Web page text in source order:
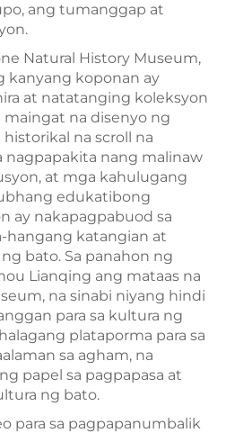
ang tumanggap at
Natural History Museum,
kanyang koponan ay
at natatanging koleksyon
maingat na disenyo ng
na scroll na
nagpapakita nang malinaw
at mga kahulugang
edukatibong
ay nakapagpabuod sa
hangang katangian at
bato. Sa panahon ng
Lianqing ang mataas na
na sinabi niyang hindi
para sa kultura ng
plataporma para sa
sa agham, na
papel sa pagpapasa at
ng bato.
para sa pagpapanumbalik